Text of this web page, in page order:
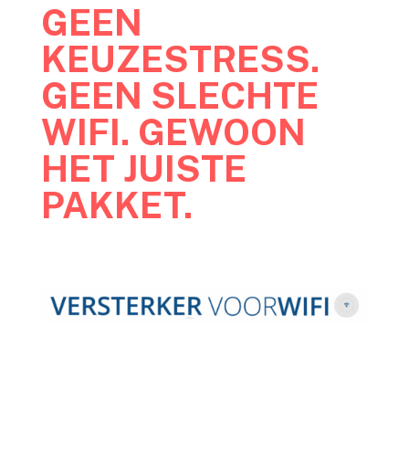
GEEN
KEUZESTRESS.
GEEN SLECHTE
WIFI. GEWOON
HET JUISTE
PAKKET.